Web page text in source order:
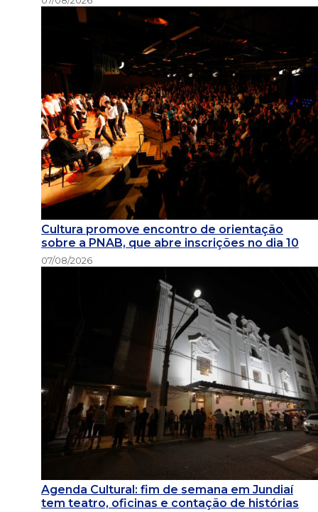
Cultura promove encontro de orientação
sobre a PNAB, que abre inscrições no dia 10
07/08/2026
Agenda Cultural: fim de semana em Jundiaí
tem teatro, oficinas e contação de histórias